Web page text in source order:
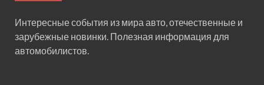
Интересные события из мира авто, отечественные и
зарубежные новинки. Полезная информация для
автомобилистов.